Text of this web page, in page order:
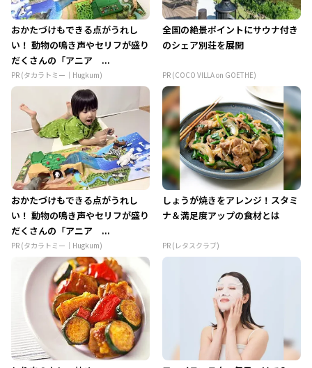
おかたづけもできる点がうれし
い！ 動物の鳴き声やセリフが盛り
だくさんの「アニア ...
PR (タカラトミー｜Hugkum)
全国の絶景ポイントにサウナ付き
のシェア別荘を展開
PR (COCO VILLA on GOETHE)
おかたづけもできる点がうれし
い！ 動物の鳴き声やセリフが盛り
だくさんの「アニア ...
PR (タカラトミー｜Hugkum)
しょうが焼きをアレンジ！スタミ
ナ＆満足度アップの食材とは
PR (レタスクラブ)